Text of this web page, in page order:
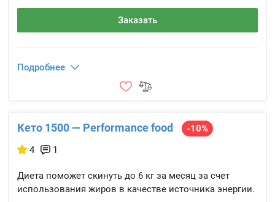
Заказать
Подробнее
Кето 1500 — Performance food
-10%
4
1
Диета поможет скинуть до 6 кг за месяц за счет
использования жиров в качестве источника энергии.